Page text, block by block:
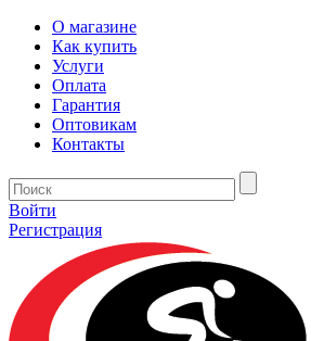
О магазине
Как купить
Услуги
Оплата
Гарантия
Оптовикам
Контакты
Войти
Регистрация